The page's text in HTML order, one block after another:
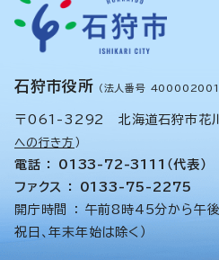
石狩市役所 （法人番号
〒061-3292 北海道石狩市花
への行き方 ）
電話 ： 0133-72-3111（代表）
ファクス ： 0133-75-2275
開庁時間 ： 午前8時45分から午後
祝日、年末年始は除く）